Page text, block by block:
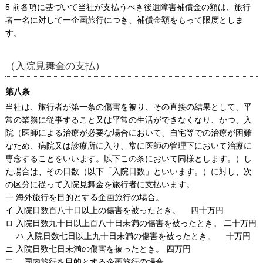
5 前各項に基づいて当社が支払うべき後遺障害補償金の額は、旅行
者一名に対して一企画旅行につき、補償金額をもって限度としま
す。
（入院見舞金の支払）
第八条
当社は、旅行者が第一条の傷害を被り、その直接の結果として、平
常の業務に従事すること又は平常の生活ができなくなり、かつ、入
院（医師による治療が必要な場合において、自宅等での治療が困難
なため、病院又は診療所に入り、常に医師の管理下において治療に
専念することをいいます。以下この条において同様とします。）し
た場合は、その日数（以下「入院日数」といいます。）に対し、次
の区分に従って入院見舞金を旅行者に支払います。
一 海外旅行を目的とする企画旅行の場合。
イ 入院日数百八十日以上の傷害を被ったとき。 四十万円
ロ 入院日数九十日以上百八十日未満の傷害を被ったとき。 二十万円
ハ 入院日数七日以上九十日未満の傷害を被ったとき。 十万円
ニ 入院日数七日未満の傷害を被ったとき。 四万円